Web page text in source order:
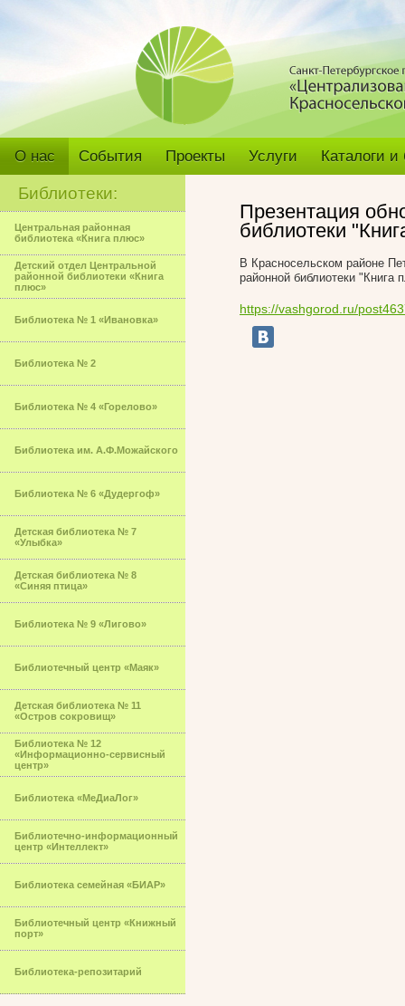
О нас События Проекты Услуги Каталоги
Библиотеки:
Центральная районная
библиотека «Книга плюс»
Детский отдел Центральной
районной библиотеки «Книга
плюс»
Библиотека № 1 «Ивановка»
Библиотека № 2
Библиотека № 4 «Горелово»
Библиотека им. А.Ф.Можайского
Библиотека № 6 «Дудергоф»
Детская библиотека № 7
«Улыбка»
Детская библиотека № 8
«Синяя птица»
Библиотека № 9 «Лигово»
Библиотечный центр «Маяк»
Детская библиотека № 11
«Остров сокровищ»
Библиотека № 12
«Информационно-сервисный
центр»
Библиотека «МеДиаЛог»
Библиотечно-информационный
центр «Интеллект»
Библиотека семейная «БИАР»
Библиотечный центр «Книжный
порт»
Библиотека-репозитарий
Презентация
библиотеки
В Красносельском районе
районной библиотеки "Книга
https://vashgorod.ru/